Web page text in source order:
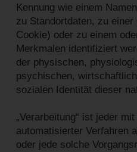
Kennung wie einem
zu Standortdaten, zu
Cookie) oder zu einem
Merkmalen identifiziert
der physischen,
psychischen,
sozialen Identität dieser
„Verarbeitung“ ist jeder
automatisierter Verfahren
oder jede solche